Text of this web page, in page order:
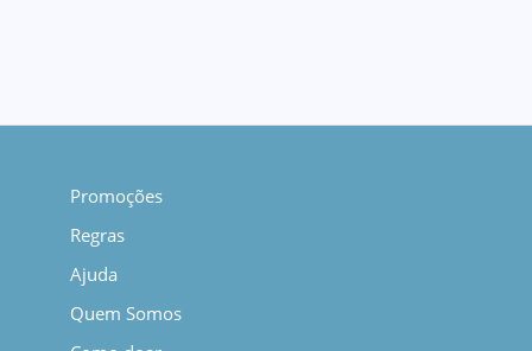
Promoções
Regras
Ajuda
Quem Somos